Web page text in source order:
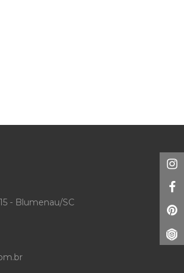
- Blumenau/SC